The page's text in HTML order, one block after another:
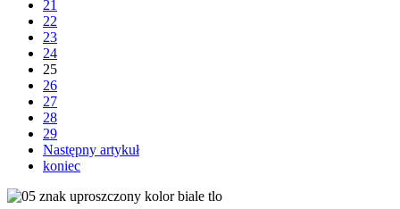
21
22
23
24
25
26
27
28
29
Następny artykuł
koniec